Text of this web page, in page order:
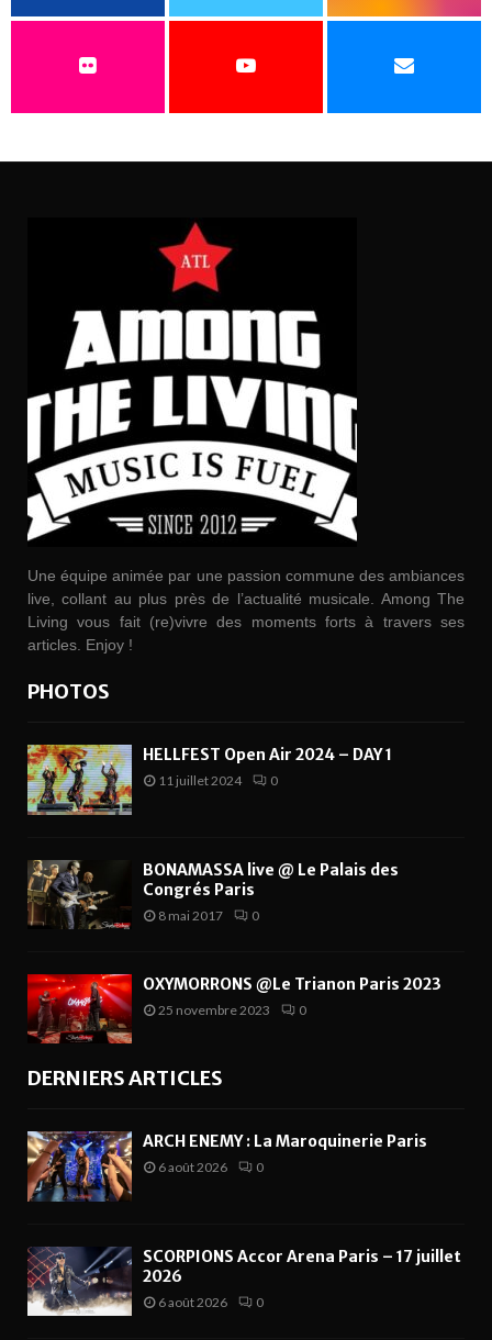
Une équipe animée par une passion commune des ambiances
live, collant au plus près de l’actualité musicale. Among The
Living vous fait (re)vivre des moments forts à travers ses
articles. Enjoy !
PHOTOS
HELLFEST Open Air 2024 – DAY 1
11 juillet 2024 0
BONAMASSA live @ Le Palais des
Congrés Paris
8 mai 2017 0
OXYMORRONS @Le Trianon Paris 2023
25 novembre 2023 0
DERNIERS ARTICLES
ARCH ENEMY : La Maroquinerie Paris
6 août 2026 0
SCORPIONS Accor Arena Paris – 17 juillet
2026
6 août 2026 0